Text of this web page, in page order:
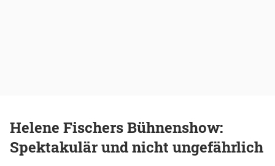
Helene Fischers Bühnenshow:
Spektakulär und nicht ungefährlich